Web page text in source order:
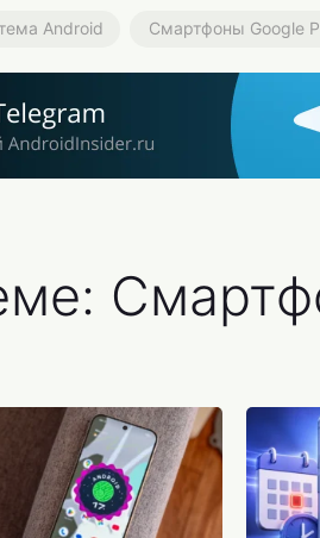
Android Смартфоны Google